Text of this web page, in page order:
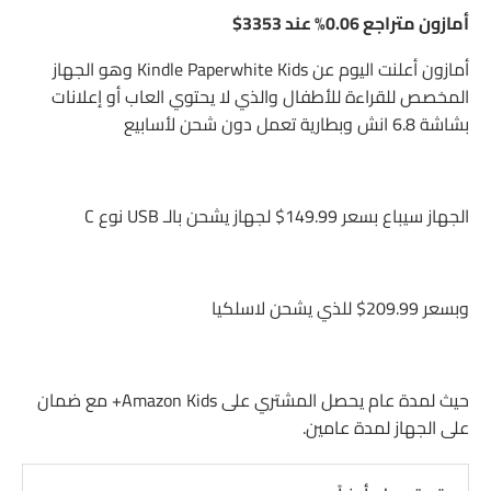
أمازون متراجع 0.06% عند 3353$
أمازون أعلنت اليوم عن Kindle Paperwhite Kids وهو الجهاز
المخصص للقراءة للأطفال والذي لا يحتوي العاب أو إعلانات
بشاشة 6.8 انش وبطارية تعمل دون شحن لأسابيع
الجهاز سيباع بسعر 149.99$ لجهاز يشحن بالـ USB نوع C
وبسعر 209.99$ للذي يشحن لاسلكيا
حيث لمدة عام يحصل المشتري على Amazon Kids+ مع ضمان
على الجهاز لمدة عامين.